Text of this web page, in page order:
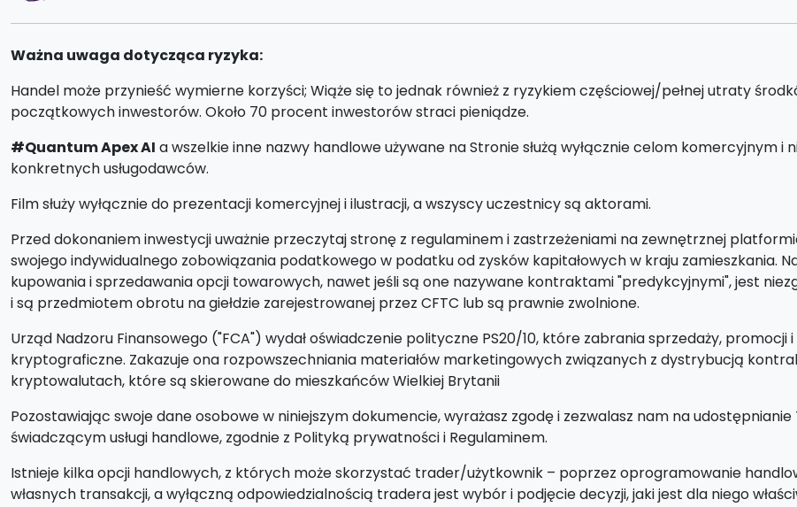
Ważna uwaga dotycząca ryzyka:
Handel może przynieść wymierne korzyści; Wiąże się to jednak również z ryzykiem częściowej/pełnej utraty
początkowych inwestorów. Około 70 procent inwestorów straci pieniądze.
#Quantum Apex AI a wszelkie inne nazwy handlowe używane na Stronie służą wyłącznie celom komercyjnym
konkretnych usługodawców.
Film służy wyłącznie do prezentacji komercyjnej i ilustracji, a wszyscy uczestnicy są aktorami.
Przed dokonaniem inwestycji uważnie przeczytaj stronę z regulaminem i zastrzeżeniami na zewnętrznej
swojego indywidualnego zobowiązania podatkowego w podatku od zysków kapitałowych w kraju zamieszkania.
kupowania i sprzedawania opcji towarowych, nawet jeśli są one nazywane kontraktami "predykcyjnymi", jest
i są przedmiotem obrotu na giełdzie zarejestrowanej przez CFTC lub są prawnie zwolnione.
Urząd Nadzoru Finansowego ("FCA") wydał oświadczenie polityczne PS20/10, które zabrania sprzedaży,
kryptograficzne. Zakazuje ona rozpowszechniania materiałów marketingowych związanych z dystrybucją
kryptowalutach, które są skierowane do mieszkańców Wielkiej Brytanii
Pozostawiając swoje dane osobowe w niniejszym dokumencie, wyrażasz zgodę i zezwalasz nam na
świadczącym usługi handlowe, zgodnie z Polityką prywatności i Regulaminem.
Istnieje kilka opcji handlowych, z których może skorzystać trader/użytkownik – poprzez oprogramowanie
własnych transakcji, a wyłączną odpowiedzialnością tradera jest wybór i podjęcie decyzji, jaki jest dla niego